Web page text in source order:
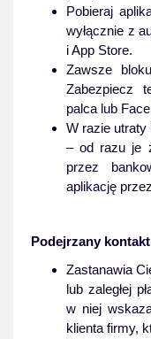
Pobieraj
wyłącznie z
i App Store.
Zawsze
Zabezpiecz
palca lub
W razie utraty
– od razu je
przez
aplikację
Podejrzany kontakt
Zastanawia
lub zaległej
w niej
klienta firmy,